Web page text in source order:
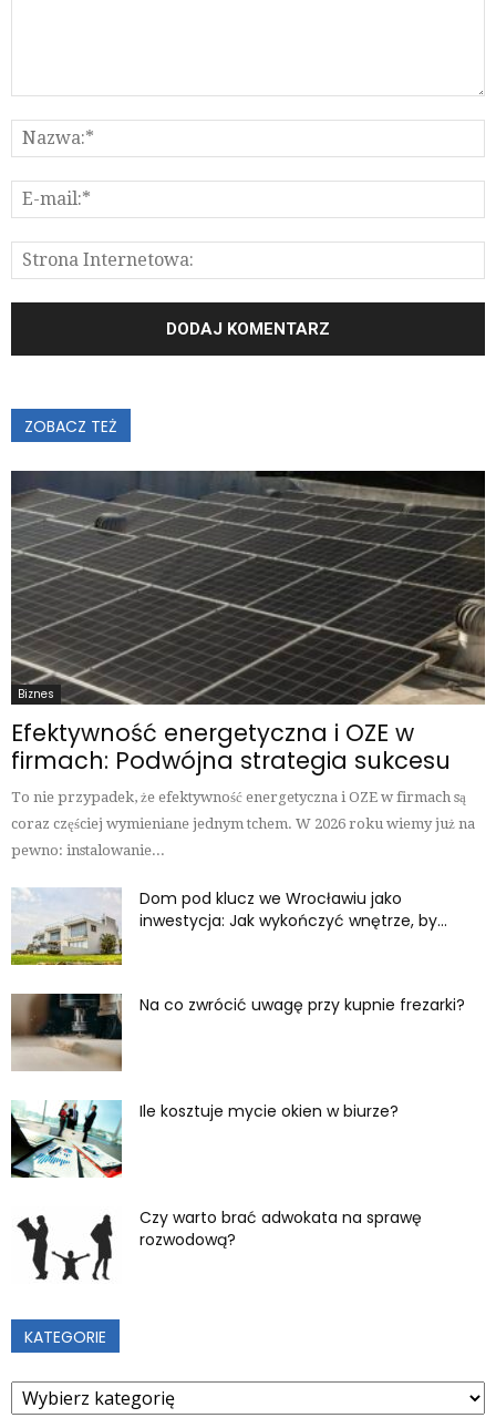
ZOBACZ TEŻ
Biznes
Efektywność energetyczna i OZE w
firmach: Podwójna strategia sukcesu
To nie przypadek, że efektywność energetyczna i OZE w firmach są
coraz częściej wymieniane jednym tchem. W 2026 roku wiemy już na
pewno: instalowanie...
Dom pod klucz we Wrocławiu jako
inwestycja: Jak wykończyć wnętrze, by...
Na co zwrócić uwagę przy kupnie frezarki?
Ile kosztuje mycie okien w biurze?
Czy warto brać adwokata na sprawę
rozwodową?
KATEGORIE
Kategorie